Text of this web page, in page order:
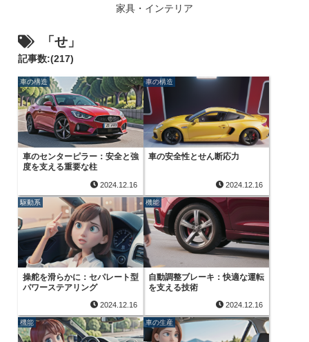
家具・インテリア
「せ」
記事数:(217)
車の構造
車のセンターピラー：安全と強
度を支える重要な柱
2024.12.16
車の構造
車の安全性とせん断応力
2024.12.16
駆動系
操舵を滑らかに：セパレート型
パワーステアリング
2024.12.16
機能
自動調整ブレーキ：快適な運転
を支える技術
2024.12.16
機能 車の生産